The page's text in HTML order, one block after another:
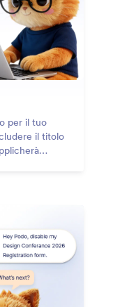
per il tuo
il titolo